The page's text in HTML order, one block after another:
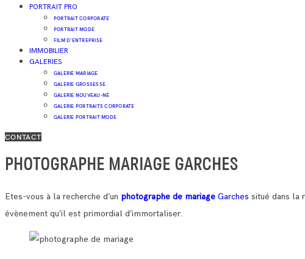
PORTRAIT PRO
PORTRAIT CORPORATE
PORTRAIT MODE
FILM D’ENTREPRISE
IMMOBILIER
GALERIES
GALERIE MARIAGE
GALERIE GROSSESSE
GALERIE NOUVEAU-NÉ
GALERIE PORTRAITS CORPORATE
GALERIE PORTRAIT MODE
CONTACT
PHOTOGRAPHE MARIAGE GARCHES
Etes-vous à la recherche d’un photographe de mariage Garches situé dans la
évènement qu’il est primordial d’immortaliser.